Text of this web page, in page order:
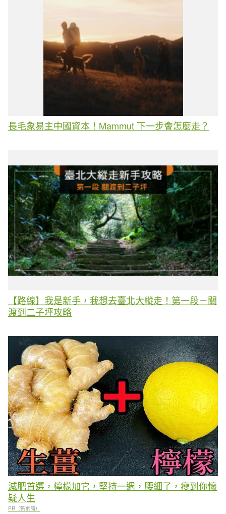
長毛象易主中國資本！Mammut 下一步會怎麼走？
【路線】我是新手，我想去臺北大縱走！第一段－關
渡到二子坪攻略
減肥首選，檸檬加它，堅持一週，腰細了，瘦到你懷
疑人生
PR（新素簡）